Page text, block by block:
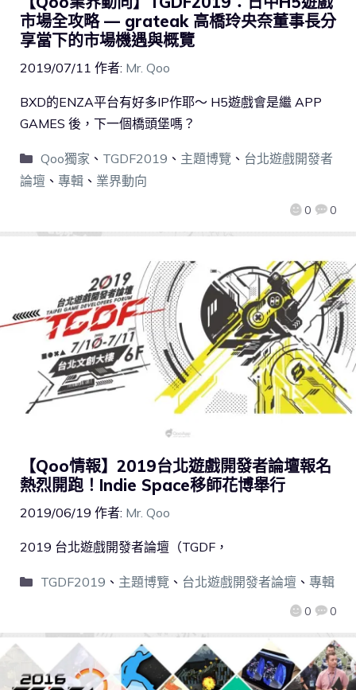
市場全攻略 — grateak 高橋玲央奈董事長分
享當下的市場機遇與概覽
2019/07/11 作者: Mr. Qoo
0 0
BXD的ENZA平台有好多IP作耶～ H5遊戲會是繼 APP
GAMES 後，下一個橋頭堡嗎？
Qoo獨家 、 TGDF2019 、 主題博覽 、 台北遊戲開發者
論壇 、 專輯 、 業界動向
【Qoo情報】2019台北遊戲開發者論壇報名
熱烈開跑！Indie Space移師花博舉行
2019/06/19 作者: Mr. Qoo
0 0
2019 台北遊戲開發者論壇（TGDF，
TGDF2019 、 主題博覽 、 台北遊戲開發者論壇 、 專輯